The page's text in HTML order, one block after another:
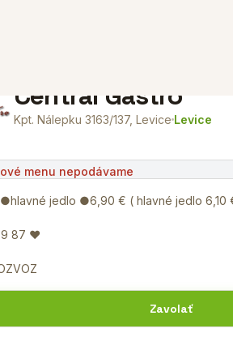
Central Gastro
Kpt. Nálepku 3163/137, Levice Levice
menu nepodávame
jedlo ●6,90 € ( hlavné jedlo 6,10
87 ♥
Zavolať